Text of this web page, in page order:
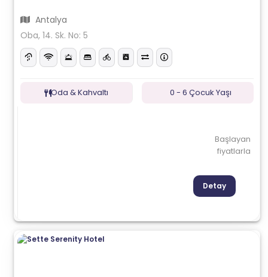
Antalya
Oba, 14. Sk. No: 5
Oda & Kahvaltı 0 - 6 Çocuk Yaşı
Başlayan
fiyatlarla
Detay